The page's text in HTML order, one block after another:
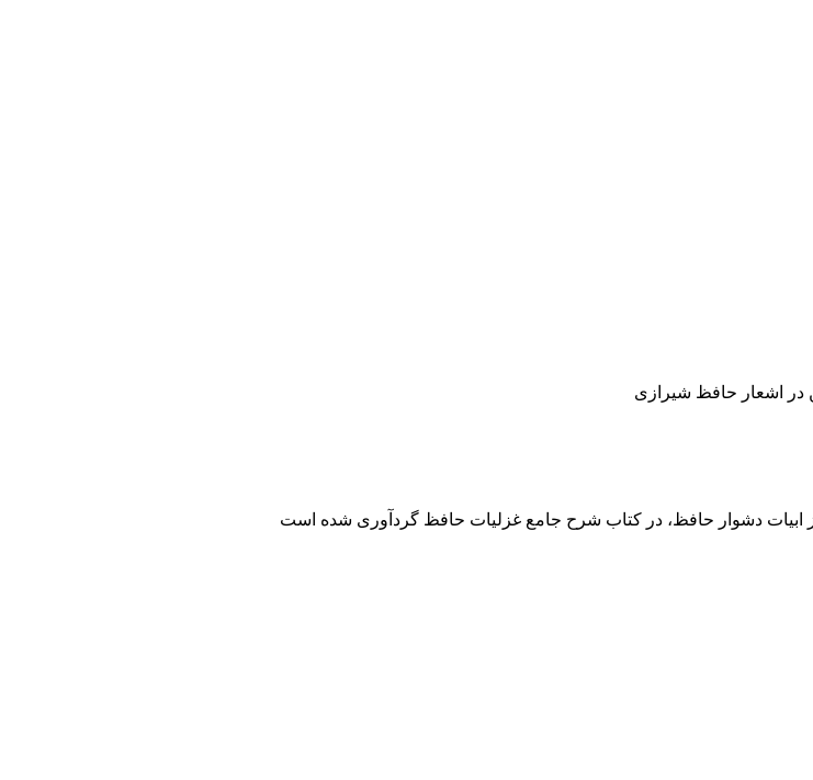
در اشعار حافظ شیرازی
دشوار حافظ، در کتاب شرح جامع غزلیات حافظ گردآوری شده است